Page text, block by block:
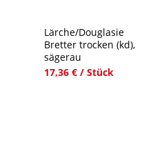
Lärche/Douglasie
Bretter trocken (kd),
sägerau
17,36 € / Stück